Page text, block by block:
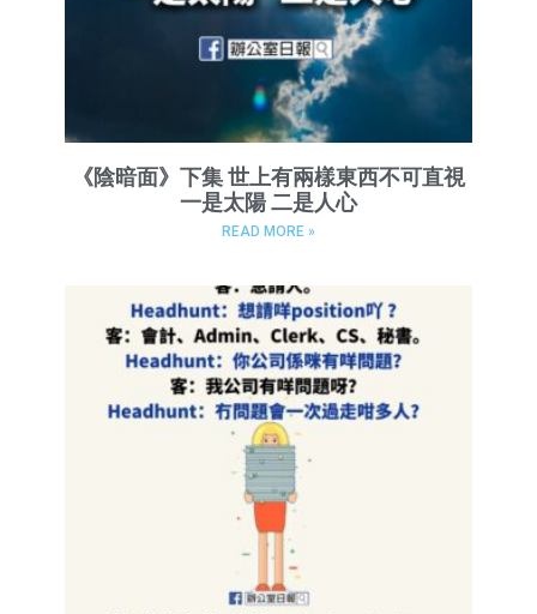
《陰暗面》下集 世上有兩樣東西不可直視
一是太陽 二是人心
READ MORE »